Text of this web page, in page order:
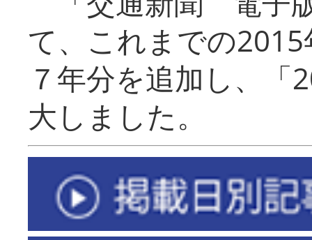
て、これまでの
７年分を追加し、「
大しまし